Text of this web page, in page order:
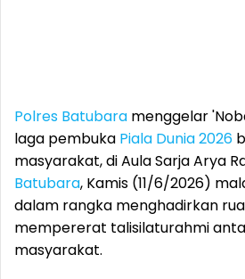
Polres Batubara menggelar
laga pembuka Piala Dunia 2026
masyarakat, di Aula Sarja Arya
Batubara, Kamis (11/6/2026)
dalam rangka menghadirkan
mempererat talisilaturahmi
masyarakat.